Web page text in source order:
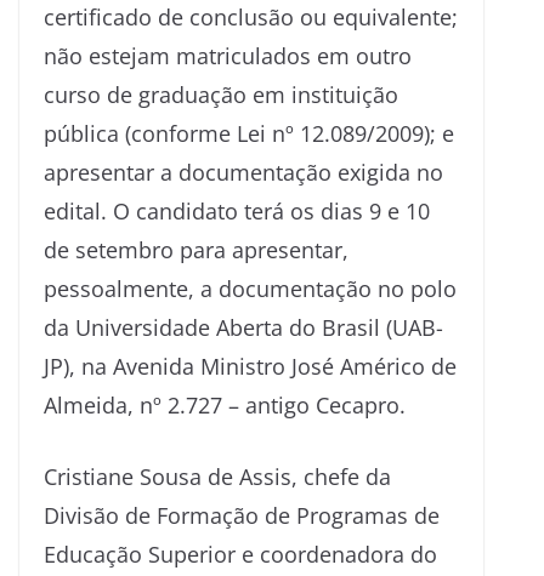
certificado de conclusão ou equivalente;
não estejam matriculados em outro
curso de graduação em instituição
pública (conforme Lei nº 12.089/2009); e
apresentar a documentação exigida no
edital. O candidato terá os dias 9 e 10
de setembro para apresentar,
pessoalmente, a documentação no polo
da Universidade Aberta do Brasil (UAB-
JP), na Avenida Ministro José Américo de
Almeida, nº 2.727 – antigo Cecapro.
Cristiane Sousa de Assis, chefe da
Divisão de Formação de Programas de
Educação Superior e coordenadora do